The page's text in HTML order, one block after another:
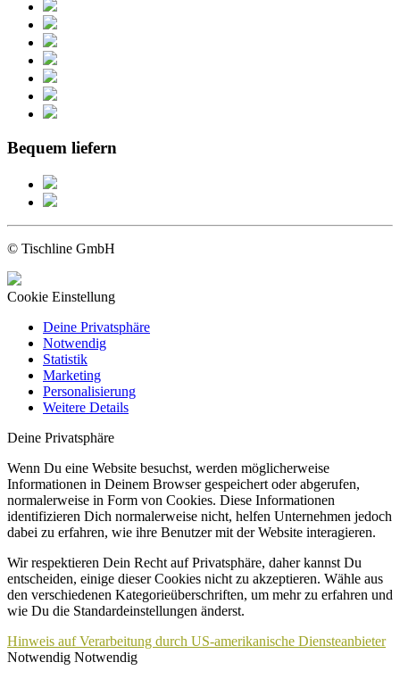
Bequem liefern
© Tischline GmbH
Cookie Einstellung
Deine Privatsphäre
Notwendig
Statistik
Marketing
Personalisierung
Weitere Details
Deine Privatsphäre
Wenn Du eine Website besuchst, werden möglicherweise
Informationen in Deinem Browser gespeichert oder abgerufen,
normalerweise in Form von Cookies. Diese Informationen
identifizieren Dich normalerweise nicht, helfen Unternehmen jedoch
dabei zu erfahren, wie ihre Benutzer mit der Website interagieren.
Wir respektieren Dein Recht auf Privatsphäre, daher kannst Du
entscheiden, einige dieser Cookies nicht zu akzeptieren. Wähle aus
den verschiedenen Kategorieüberschriften, um mehr zu erfahren und
wie Du die Standardeinstellungen änderst.
Hinweis auf Verarbeitung durch US-amerikanische Diensteanbieter
Notwendig Notwendig